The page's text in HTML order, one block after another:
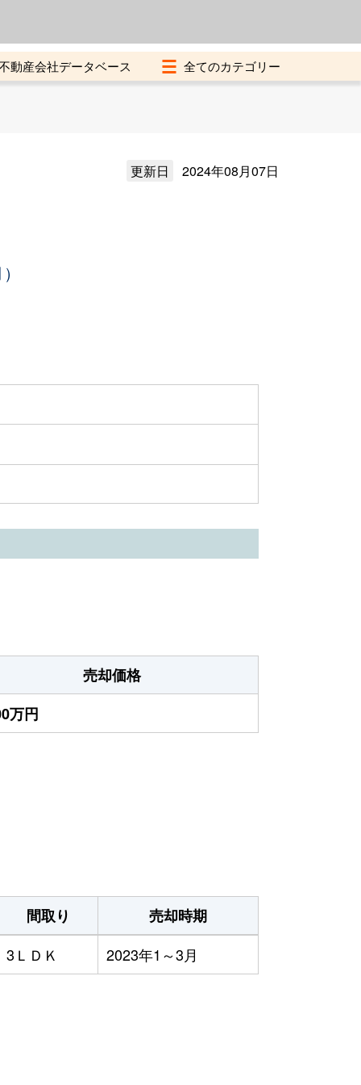
動産会社データベース
更新日 2024年08月07日
売却価格
万円
間取り
売却時期
3ＬＤＫ
2023年1～3月